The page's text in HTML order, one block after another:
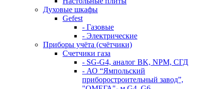
Духовые шкафы
Gefest
- Газовые
- Электрические
Приборы учёта (счётчики)
Счетчики газа
- SG-G4, аналог BK, NPM, СГД
- АО “Ямпольский
приборостроительный завод”,